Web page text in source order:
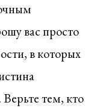
вас просто
в которых
тем, кто